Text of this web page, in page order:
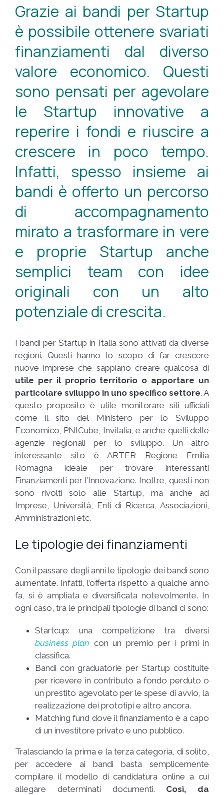
Grazie ai bandi per Startup
è possibile ottenere svariati
finanziamenti dal diverso
valore economico. Questi
sono pensati per agevolare
le Startup innovative a
reperire i fondi e riuscire a
crescere in poco tempo.
Infatti, spesso insieme ai
bandi è offerto un percorso
di accompagnamento
mirato a trasformare in vere
e proprie Startup anche
semplici team con idee
originali con un alto
potenziale di crescita.
I bandi per Startup in Italia sono attivati da diverse
regioni. Questi hanno lo scopo di far crescere
nuove imprese che sappiano creare qualcosa di
utile per il proprio territorio o apportare un
particolare sviluppo in uno specifico settore. A
questo proposito è utile monitorare siti ufficiali
come il sito del Ministero per lo Sviluppo
Economico, PNICube, Invitalia, e anche quelli delle
agenzie regionali per lo sviluppo. Un altro
interessante sito è ARTER Regione Emilia
Romagna ideale per trovare interessanti
Finanziamenti per l’Innovazione. Inoltre, questi non
sono rivolti solo alle Startup, ma anche ad
Imprese, Università, Enti di Ricerca, Associazioni,
Amministrazioni etc.
Le tipologie dei finanziamenti
Con il passare degli anni le tipologie dei bandi sono
aumentate. Infatti, l’offerta rispetto a qualche anno
fa, si è ampliata e diversificata notevolmente. In
ogni caso, tra le principali tipologie di bandi ci sono:
Startcup: una competizione tra diversi
business plan con un premio per i primi in
classifica.
Bandi con graduatorie per Startup costituite
per ricevere in contributo a fondo perduto o
un prestito agevolato per le spese di avvio, la
realizzazione dei prototipi e altro ancora.
Matching fund dove il finanziamento è a capo
di un investitore privato e uno pubblico.
Tralasciando la prima e la terza categoria, di solito,
per accedere ai bandi basta semplicemente
compilare il modello di candidatura online a cui
allegare determinati documenti. Così, da